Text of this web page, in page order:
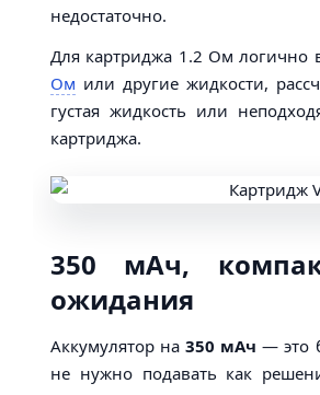
недостаточно.
Для картриджа 1.2 Ом логично
Ом или другие жидкости,
густая жидкость или
картриджа.
350 мАч,
ожидания
Аккумулятор на350 мАч — это
не нужно подавать как